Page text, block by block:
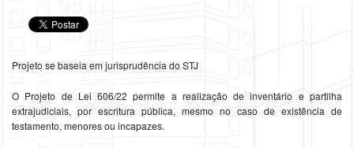
Projeto se baseia em jurisprudência do STJ
O Projeto de Lei 606/22 permite a realização de inventário e partilha
extrajudiciais, por escritura pública, mesmo no caso de existência de
testamento, menores ou incapazes.